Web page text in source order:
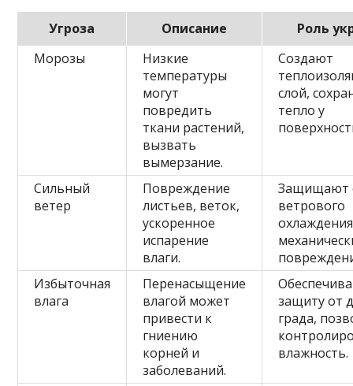
Угроза Описание
Роль
Морозы
Низкие
температуры
могут
повредить
ткани растений,
вызвать
вымерзание.
Создают
слой,
тепло у
Сильный
ветер
Повреждение
листьев, веток,
ускоренное
испарение
влаги.
Защищают
ветрового
Избыточная
влага
Перенасыщение
влагой может
привести к
гниению
корней и
заболеваний.
защиту от
града,
влажность.